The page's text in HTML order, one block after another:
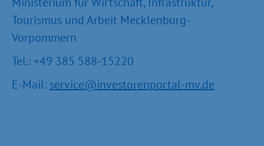
Tourismus und Arbeit Mecklenburg-
Vorpommern
Tel.: +49 385 588-15220
E-Mail: service@investorenportal-mv.de